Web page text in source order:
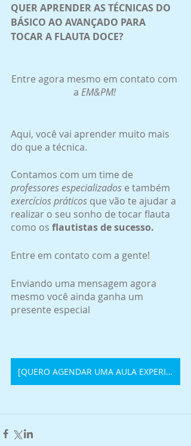
QUER APRENDER AS TÉCNICAS DO
BÁSICO AO AVANÇADO PARA
TOCAR A FLAUTA DOCE?
Entre agora mesmo em contato com
a EM&PM!
Aqui, você vai aprender muito mais
do que a técnica.
Contamos com um time de
professores especializados e também
exercícios práticos que vão te ajudar a
realizar o seu sonho de tocar flauta
como os flautistas de sucesso.
Entre em contato com a gente!
Enviando uma mensagem agora
mesmo você ainda ganha um
presente especial
[QUERO AGENDAR UMA AULA EXPERIMENTAL]